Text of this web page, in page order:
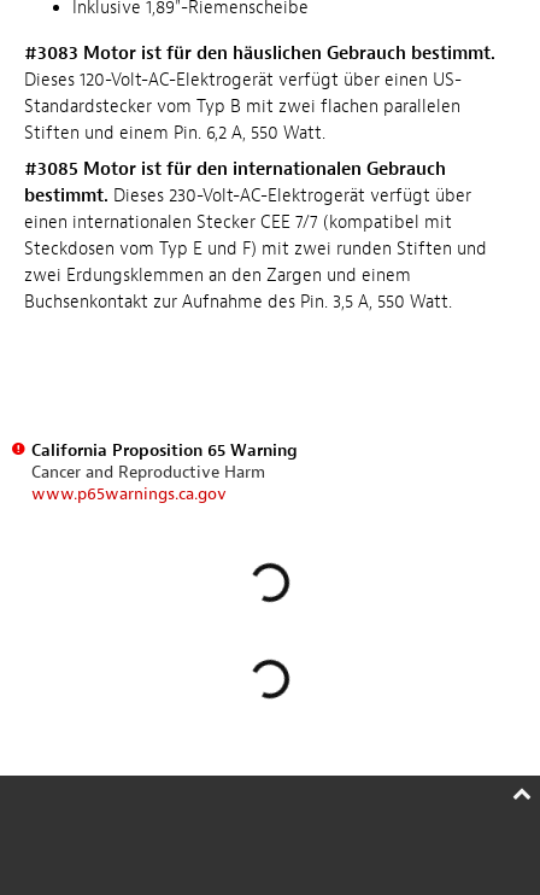
Inklusive 1,89"-Riemenscheibe
#3083 Motor ist für den häuslichen Gebrauch bestimmt.
Dieses 120-Volt-AC-Elektrogerät verfügt über einen US-
Standardstecker vom Typ B mit zwei flachen parallelen
Stiften und einem Pin. 6,2 A, 550 Watt.
#3085 Motor ist für den internationalen Gebrauch
bestimmt. Dieses 230-Volt-AC-Elektrogerät verfügt über
einen internationalen Stecker CEE 7/7 (kompatibel mit
Steckdosen vom Typ E und F) mit zwei runden Stiften und
zwei Erdungsklemmen an den Zargen und einem
Buchsenkontakt zur Aufnahme des Pin. 3,5 A, 550 Watt.
California Proposition 65 Warning
Cancer and Reproductive Harm
www.p65warnings.ca.gov